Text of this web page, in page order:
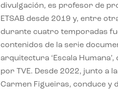
divulgación, es profesor de
ETSAB desde 2019 y, entre
durante cuatro temporadas
contenidos de la serie
arquitectura ‘Escala Humana’,
por TVE. Desde 2022, junto a
Carmen Figueiras, conduce y